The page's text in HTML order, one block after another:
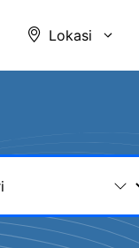
Lokasi